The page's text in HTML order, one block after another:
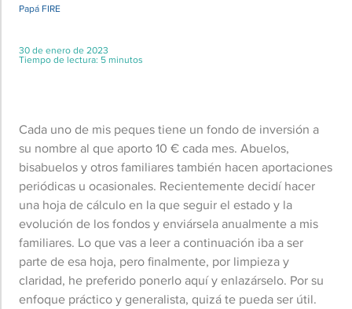
Papá FIRE
30 de enero de 2023
Tiempo de lectura: 5 minutos
Cada uno de mis peques tiene un fondo de inversión a
su nombre al que aporto 10 € cada mes. Abuelos,
bisabuelos y otros familiares también hacen aportaciones
periódicas u ocasionales. Recientemente decidí hacer
una hoja de cálculo en la que seguir el estado y la
evolución de los fondos y enviársela anualmente a mis
familiares. Lo que vas a leer a continuación iba a ser
parte de esa hoja, pero finalmente, por limpieza y
claridad, he preferido ponerlo aquí y enlazárselo. Por su
enfoque práctico y generalista, quizá te pueda ser útil.